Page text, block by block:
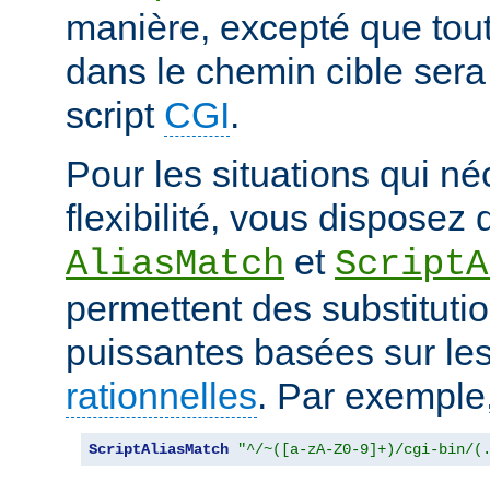
manière, excepté que
dans le chemin cible
script CGI.
Pour les situations qui
flexibilité, vous disposez
AliasMatch et
permettent des
puissantes basées sur
rationnelles. Par
ScriptAliasMatch "^/~([a-zA-Z0-9]+)/cgi-bin/